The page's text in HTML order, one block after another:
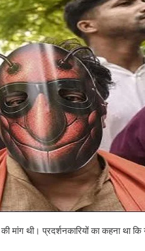
की मांग थी। प्रदर्शनकारियों का कहना था कि